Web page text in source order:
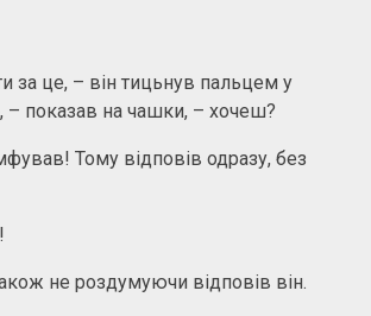
за це, – він тицьнув пальцем у
– показав на чашки, – хочеш?
Тому відповів одразу, без
не роздумуючи відповів він.